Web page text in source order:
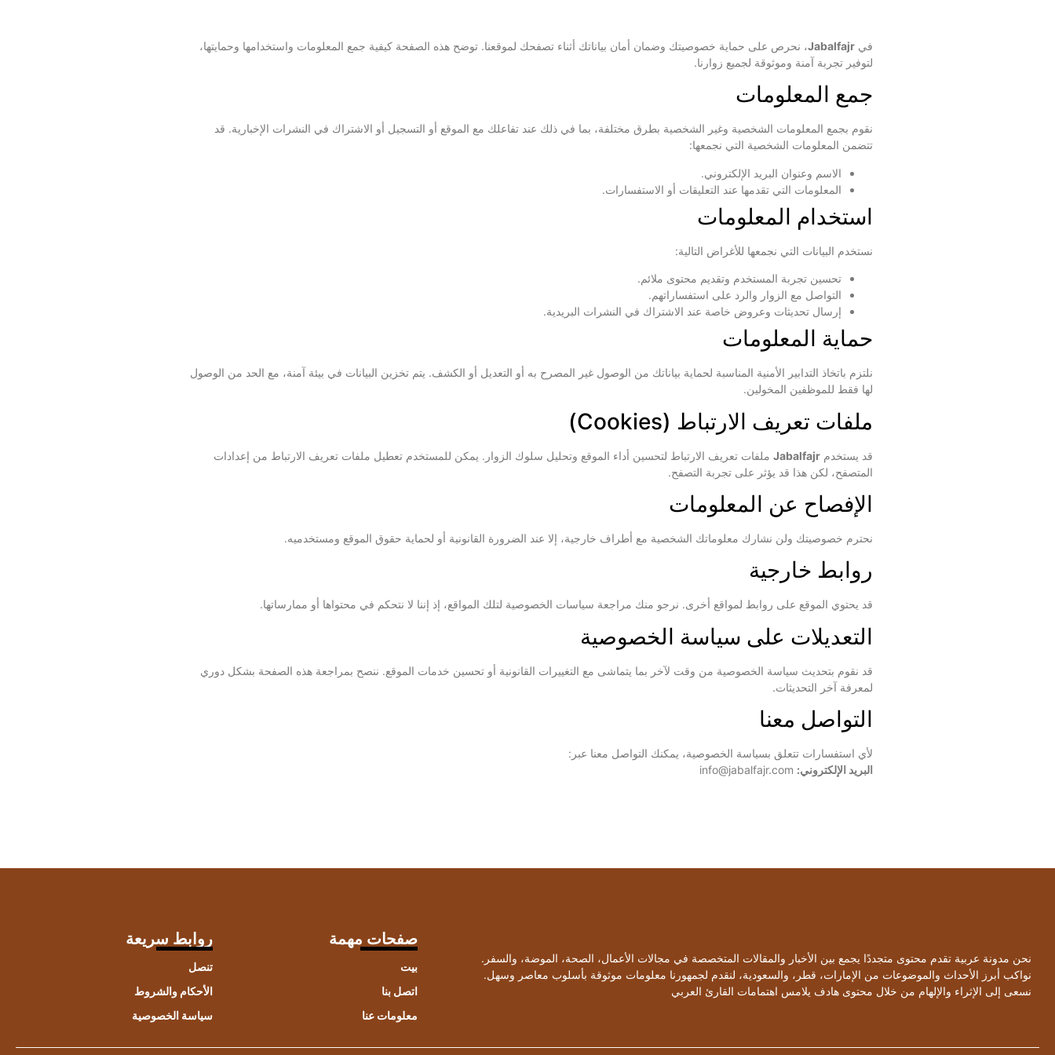
في Jabalfajr، نحرص على حماية خصوصيتك وضمان أمان بياناتك أثناء تصفحك لموقعنا. توضح هذه الصفحة كيفية جمع المعلومات واستخدامها وحمايتها،
لتوفير تجربة آمنة وموثوقة لجميع زوارنا.
جمع المعلومات
نقوم بجمع المعلومات الشخصية وغير الشخصية بطرق مختلفة، بما في ذلك عند تفاعلك مع الموقع أو التسجيل أو الاشتراك في النشرات الإخبارية. قد
تتضمن المعلومات الشخصية التي نجمعها:
الاسم وعنوان البريد الإلكتروني.
المعلومات التي تقدمها عند التعليقات أو الاستفسارات.
استخدام المعلومات
نستخدم البيانات التي نجمعها للأغراض التالية:
تحسين تجربة المستخدم وتقديم محتوى ملائم.
التواصل مع الزوار والرد على استفساراتهم.
إرسال تحديثات وعروض خاصة عند الاشتراك في النشرات البريدية.
حماية المعلومات
نلتزم باتخاذ التدابير الأمنية المناسبة لحماية بياناتك من الوصول غير المصرح به أو التعديل أو الكشف. يتم تخزين البيانات في بيئة آمنة، مع الحد من الوصول
لها فقط للموظفين المخولين.
ملفات تعريف الارتباط (Cookies)
قد يستخدم Jabalfajr ملفات تعريف الارتباط لتحسين أداء الموقع وتحليل سلوك الزوار. يمكن للمستخدم تعطيل ملفات تعريف الارتباط من إعدادات
المتصفح، لكن هذا قد يؤثر على تجربة التصفح.
الإفصاح عن المعلومات
نحترم خصوصيتك ولن نشارك معلوماتك الشخصية مع أطراف خارجية، إلا عند الضرورة القانونية أو لحماية حقوق الموقع ومستخدميه.
روابط خارجية
قد يحتوي الموقع على روابط لمواقع أخرى. نرجو منك مراجعة سياسات الخصوصية لتلك المواقع، إذ إننا لا نتحكم في محتواها أو ممارساتها.
التعديلات على سياسة الخصوصية
قد نقوم بتحديث سياسة الخصوصية من وقت لآخر بما يتماشى مع التغييرات القانونية أو تحسين خدمات الموقع. ننصح بمراجعة هذه الصفحة بشكل دوري
لمعرفة آخر التحديثات.
التواصل معنا
لأي استفسارات تتعلق بسياسة الخصوصية، يمكنك التواصل معنا عبر:
البريد الإلكتروني: info@jabalfajr.com
صفحات مهمة
بيت
اتصل بنا
معلومات عنا
روابط سريعة
تنصل
الأحكام والشروط
سياسة الخصوصية
نحن مدونة عربية تقدم محتوى متجددًا يجمع بين الأخبار والمقالات المتخصصة في مجالات الأعمال، الصحة، الموضة، والسفر.
نواكب أبرز الأحداث والموضوعات من الإمارات، قطر، والسعودية، لنقدم لجمهورنا معلومات موثوقة بأسلوب معاصر وسهل.
نسعى إلى الإثراء والإلهام من خلال محتوى هادف يلامس اهتمامات القارئ العربي